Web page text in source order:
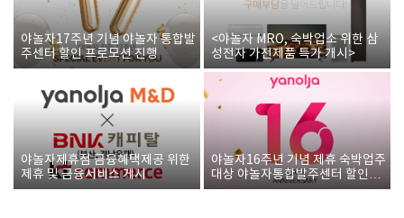
야놀자17주년 기념 야놀자 통합발
주센터 할인 프로모션 진행
<야놀자 MRO, 숙박업소 위한 삼
성전자 가전제품 특가 개시>
야놀자제휴점 금융혜택제공 위한
제휴 및 금융서비스 게시
야놀자16주년 기념 제휴 숙박업주
대상 야놀자통합발주센터 할인쿠
폰 증정